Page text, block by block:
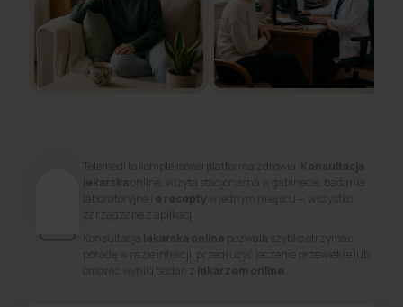
Telemedi to kompleksowa platforma zdrowia. Konsultacja
lekarskaonline, wizyta stacjonarna w gabinecie, badania
laboratoryjne i e recepty w jednym miejscu — wszystko
zarządzane z aplikacji.
Konsultacja lekarska online pozwala szybko otrzymać
poradę w razie infekcji, przedłużyć leczenie przewlekłe lub
omówić wyniki badań z lekarzem online